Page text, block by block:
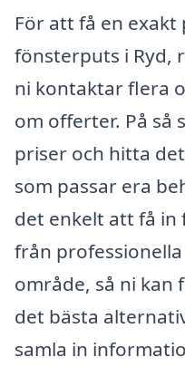
För att få en
fönsterputs i Ryd,
ni kontaktar flera
om offerter. På så
priser och hitta
som passar era
det enkelt att få in
från
område, så ni kan
det bästa
samla in